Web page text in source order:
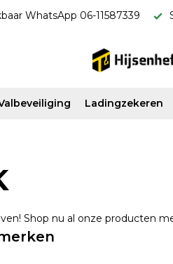
& scherp van prijs!
Ladingzekeren
Shop nu al onze producten